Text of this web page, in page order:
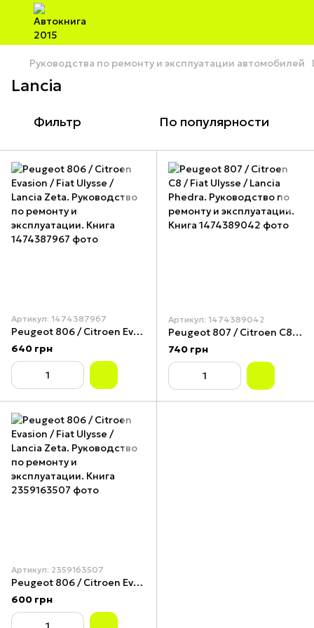
Руководства по ремонту и эксплуатации автомобилей
Lancia
Фильтр По популярности
Артикул: 1474387967
Peugeot 806 / Citroen Evasion / Fiat Ulysse / Lancia Zeta. Руководство по ремонту и эксплуатации. Книга
640 грн
Артикул: 1474389042
Peugeot 807 / Citroen C8 / Fiat Ulysse / Lancia Phedra. Руководство по ремонту и эксплуатации. Книга
740 грн
Артикул: 2359163507
Peugeot 806 / Citroen Evasion / Fiat Ulysse / Lancia Zeta. Руководство по ремонту и эксплуатации. Книга
600 грн